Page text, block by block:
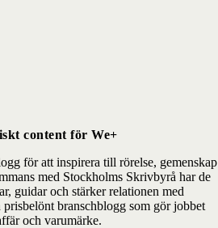
content för We+
för att inspirera till rörelse, gemenskap
med Stockholms Skrivbyrå har de
guidar och stärker relationen med
prisbelönt branschblogg som gör jobbet
och varumärke.